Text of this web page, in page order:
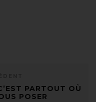
PARTOUT OÙ
POSER